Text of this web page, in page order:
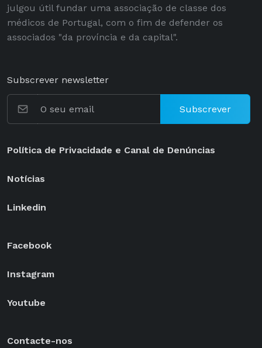
julgou útil fundar uma associação de classe dos
médicos de Portugal, com o fim de defender os
associados "da província e da capital".
Subscrever newsletter
Subscrever
Política de Privacidade e Canal de Denúncias
Notícias
Linkedin
Facebook
Instagram
Youtube
Contacte-nos